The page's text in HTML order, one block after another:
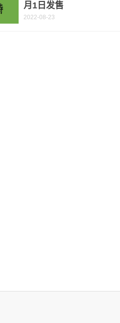
月1日发售
2022-08-23